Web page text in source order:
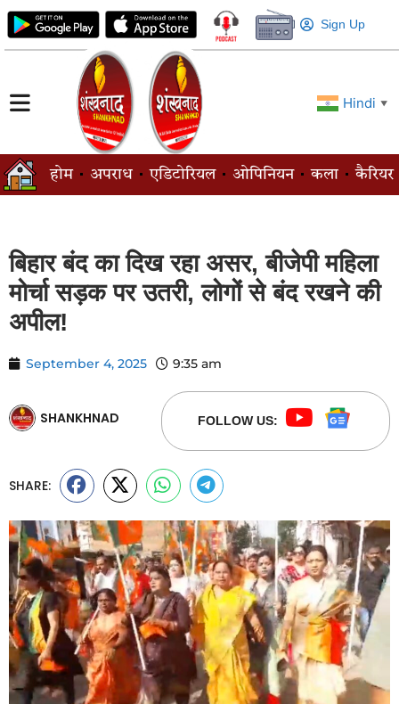
Sign Up
Hindi ▼
होम अपराध एडिटोरियल ओपिनियन कला कैरियर
बिहार बंद का दिख रहा असर, बीजेपी महिला
मोर्चा सड़क पर उतरी, लोगों से बंद रखने की
अपील!
September 4, 2025 9:35 am
SHANKHNAD FOLLOW US:
SHARE: